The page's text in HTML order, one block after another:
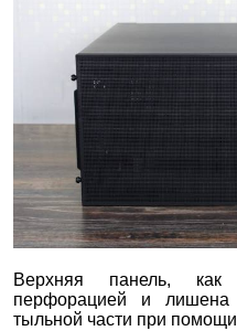
Верхняя панель,
перфорацией и
тыльной части при